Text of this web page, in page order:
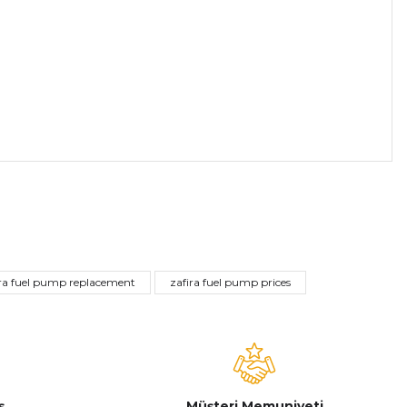
fuel pump replacement zafira fuel pump prices